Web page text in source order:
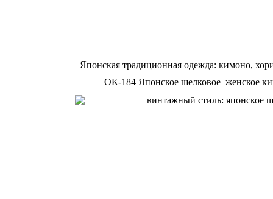
Японская традиционная одежда: кимоно,
ОК-184 Японское шелковое женское